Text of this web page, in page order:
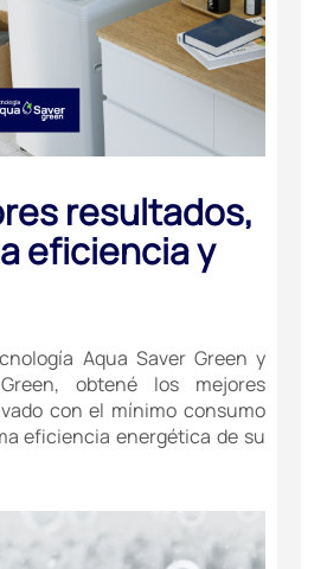
resultados,
eficiencia y
Aqua Saver Green y
obtené los mejores
con el mínimo consumo
eﬁciencia energética de su